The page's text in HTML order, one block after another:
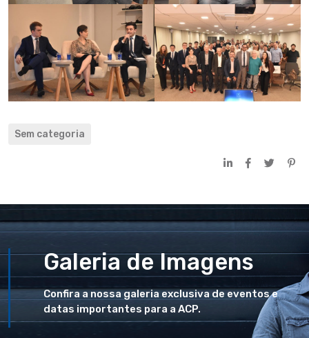
Sem categoria
Galeria de Imagens
Confira a nossa galeria exclusiva de eventos e
datas importantes para a ACP.